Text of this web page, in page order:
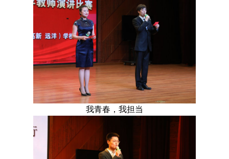
我青春，我担当